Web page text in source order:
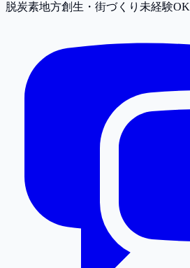
脱炭素地方創生・街づくり 未経験OK